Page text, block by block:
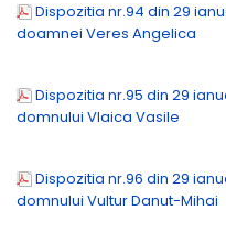
Dispozitia nr.94 din 29
doamnei Veres Angelica
Dispozitia nr.95 din 29
domnului Vlaica Vasile
Dispozitia nr.96 din 29
domnului Vultur Danut-Mihai